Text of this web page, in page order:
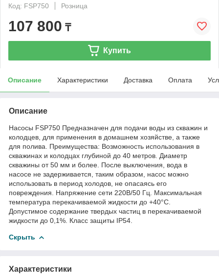
Код: FSP750
Розница
107 800 ₸
Купить
Описание Характеристики Доставка Оплата
Описание
Насосы FSP750 Предназначен для подачи воды из скважин и
колодцев, для применения в домашнем хозяйстве, а также
для полива. Преимущества: Возможность использования в
скважинах и колодцах глубиной до 40 метров. Диаметр
скважины от 50 мм и более. После выключения, вода в
насосе не задерживается, таким образом, насос можно
использовать в период холодов, не опасаясь его
повреждения. Напряжение сети 220В/50 Гц. Максимальная
температура перекачиваемой жидкости до +40°С.
Допустимое содержание твердых частиц в перекачиваемой
жидкости до 0,1%. Класс защиты IP54.
Скрыть
Характеристики